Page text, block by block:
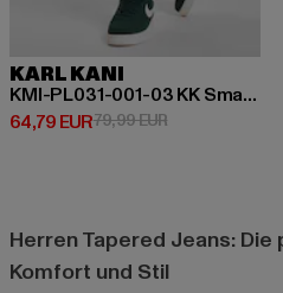
KARL KANI
KMI-PL031-001-03 KK Small Signature Tapered Five Pocket Denim
64,79 EUR
Derzeitiger Preis: 64,79 EUR
79,99 EURAktionspreis:
Herren Tapered Jeans:
Komfort und Stil